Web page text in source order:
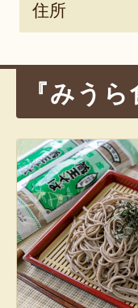
住所
『みう